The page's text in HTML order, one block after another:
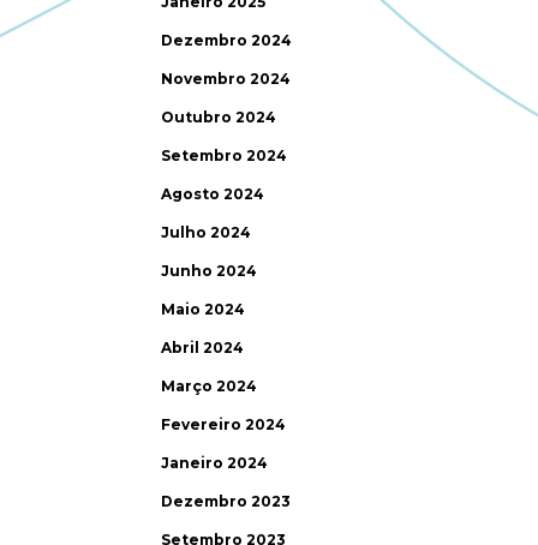
Dezembro 2024
Novembro 2024
Outubro 2024
Setembro 2024
Agosto 2024
Julho 2024
Junho 2024
Maio 2024
Abril 2024
Março 2024
Fevereiro 2024
Janeiro 2024
Dezembro 2023
Setembro 2023